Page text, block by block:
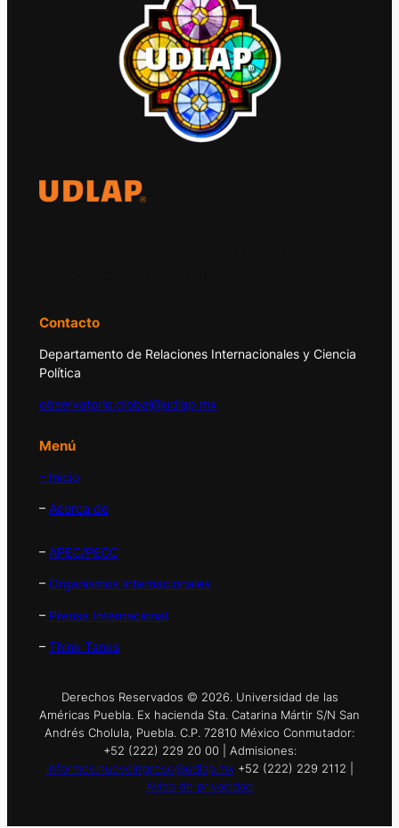
Contacto
Departamento de Relaciones Internacionales y Ciencia
Política
observatorio.global@udlap.mx
Menú
– Inicio
– Acerca de
– APEC/PECC
– Organismos Internacionales
– Prensa Internacional
– Think Tanks
Derechos Reservados © 2026. Universidad de las
Américas Puebla. Ex hacienda Sta. Catarina Mártir S/N San
Andrés Cholula, Puebla. C.P. 72810 México Conmutador:
+52 (222) 229 20 00 | Admisiones:
informes.nuevoingreso@udlap.mx +52 (222) 229 2112 |
Aviso de privacidad